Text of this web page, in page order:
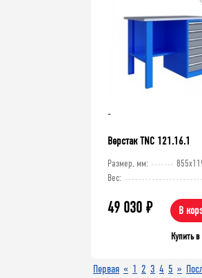
-
Верстак TNC 121.16.1
Размер, мм:
Вес:
49 030 ₽ В
Купить
Первая « 1 2 3 4 5 »